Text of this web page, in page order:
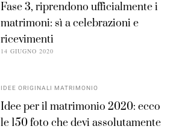
Fase 3, riprendono ufficialmente i
matrimoni: sì a celebrazioni e
ricevimenti
14 GIUGNO 2020
IDEE ORIGINALI MATRIMONIO
Idee per il matrimonio 2020: ecco
le 150 foto che devi assolutamente